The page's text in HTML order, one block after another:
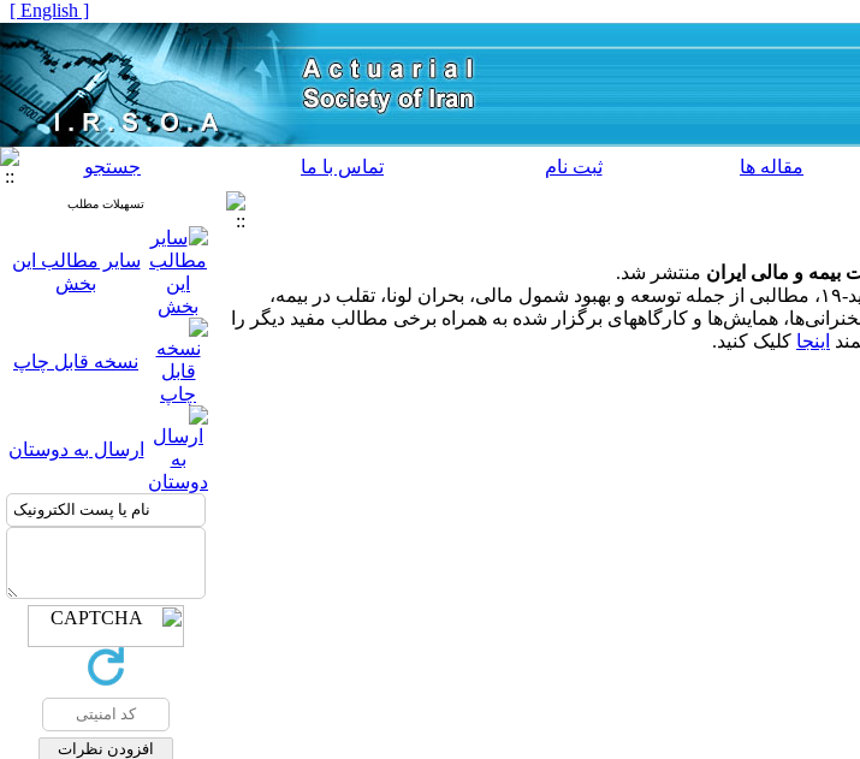
[ English ]
مقاله ها ثبت نام تماس با ما جستجو
بیمه و مالی ایران منتشر شد.
در این شماره پس از سرمقاله‌ای با عنوان در عصر کووید-۱۹، مطالبی از جمله توسعه و بهبود شمول مالی، بحران لونا، تقلب در بیمه،
همایش‌ها و کارگاههای برگزار شده به همراه برخی مطالب مفید دیگر را
اینجا کلیک کنید.
تسهیلات مطلب
سایر مطالب این
بخش
نسخه قابل چاپ
ارسال به دوستان